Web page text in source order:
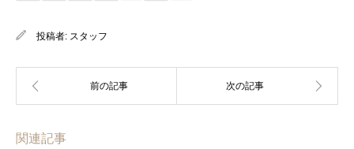
投稿者: スタッフ
関連記事